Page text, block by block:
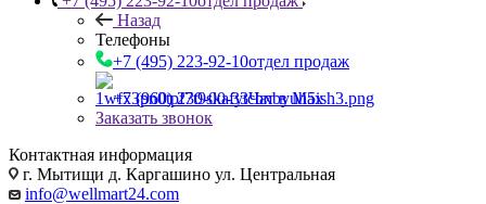
Назад
Телефоны
+7 (495) 223-92-10отдел продаж
+7 (960) 230-00-33Чат в Max
Заказать звонок
Контактная информация
г. Мытищи д. Каргашино ул. Центральная
info@wellmart24.com